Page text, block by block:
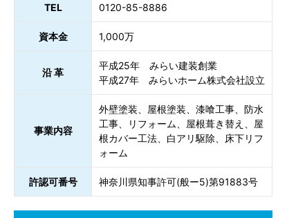
TEL 0120-85-8886
資本金 1,000万
沿 革
平成25年 みらい建装創業
平成27年 みらいホーム株式会社設立
事業内容
外壁塗装、屋根塗装、漆喰工事、防水
工事、リフォーム、屋根葺き替え、屋
根カバー工法、白アリ駆除、床下リフ
ォーム
許認可番号 神奈川県知事許可(般ー5)第91883号